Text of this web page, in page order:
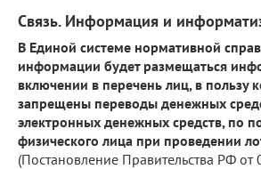
Связь. Информация и
В Единой системе нормативной
информации будет размещаться
включении в перечень лиц, в пользу
запрещены переводы денежных
электронных денежных средств, по
физического лица при проведении
(Постановление Правительства РФ